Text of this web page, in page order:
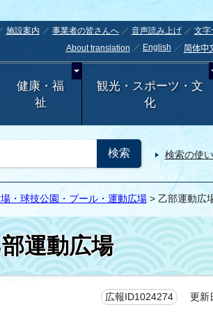
施設案内 事業者の皆さんへ 音声読み上げ 文字
About translation
English 简体中
健康・福
祉
観光・スポーツ・文
化
検索の使
・球技公園・プール・運動広場> 乙部運動広
運動広場
広報ID1024274 更新